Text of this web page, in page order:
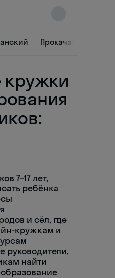
Прокачать язык
кружки
7–17 лет,
ребёнка
и сёл, где
кружкам и
руководители,
найти